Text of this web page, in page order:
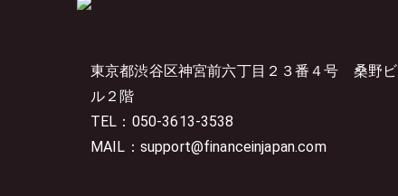
東京都渋谷区神宮前六丁目２３番４号 桑野ビ
ル２階
TEL：050-3613-3538
MAIL：support@financeinjapan.com